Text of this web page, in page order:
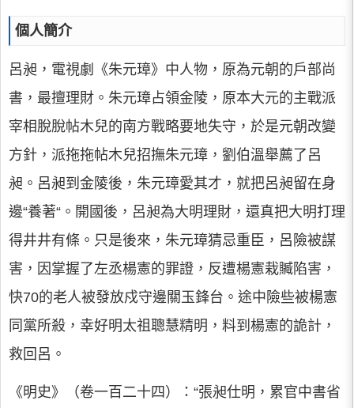
個人簡介
呂昶，電視劇《朱元璋》中人物，原為元朝的戶部尚
書，最擅理財。朱元璋占領金陵，原本大元的主戰派
宰相脫脫帖木兒的南方戰略要地失守，於是元朝改變
方針，派拖拖帖木兒招撫朱元璋，劉伯溫舉薦了呂
昶。呂昶到金陵後，朱元璋愛其才，就把呂昶留在身
邊“養著“。開國後，呂昶為大明理財，還真把大明打理
得井井有條。只是後來，朱元璋猜忌重臣，呂險被謀
害，因掌握了左丞楊憲的罪證，反遭楊憲栽贓陷害，
快70的老人被發放戍守邊關玉鋒台。途中險些被楊憲
同黨所殺，幸好明太祖聰慧精明，料到楊憲的詭計，
救回呂。
《明史》（卷一百二十四）：“張昶仕明，累官中書省